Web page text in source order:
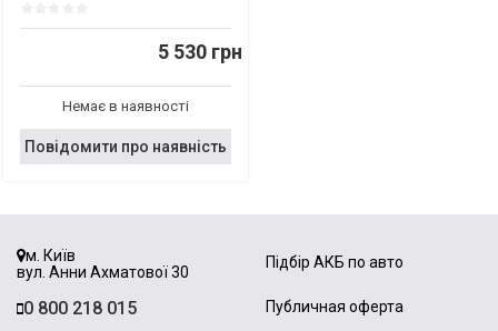
5 530 грн
Немає в наявності
Повідомити про наявність
м. Київ
вул. Анни Ахматової 30
0 800 218 015
Підбір АКБ по авто
Публичная оферта